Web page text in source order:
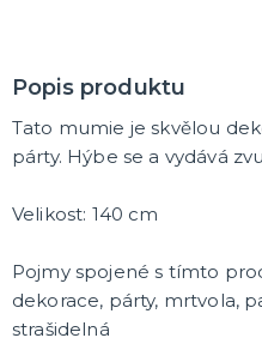
Popis produktu
Tato mumie je skvělou
párty. Hýbe se a vydává
Velikost: 140 cm
Pojmy spojené s tímto
dekorace, párty, mrtvola,
strašidelná